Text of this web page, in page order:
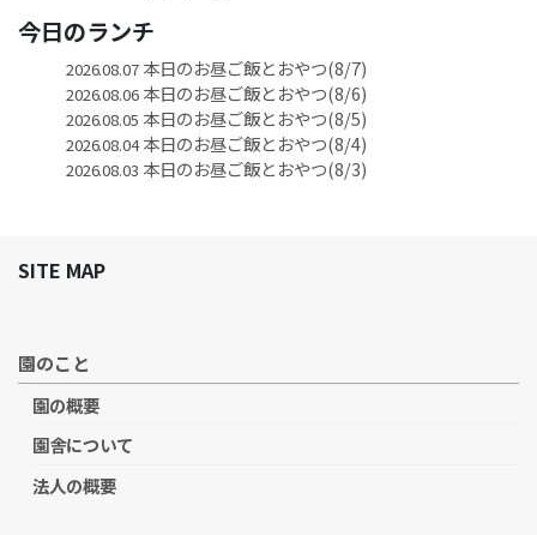
今日のランチ
2026.08.07本日のお昼ご飯とおやつ(8/7)
2026.08.06本日のお昼ご飯とおやつ(8/6)
2026.08.05 本日のお昼ご飯とおやつ(8/5)
2026.08.04本日のお昼ご飯とおやつ(8/4)
2026.08.03 本日のお昼ご飯とおやつ(8/3)
SITE MAP
園のこと
園の概要
園舎について
法人の概要